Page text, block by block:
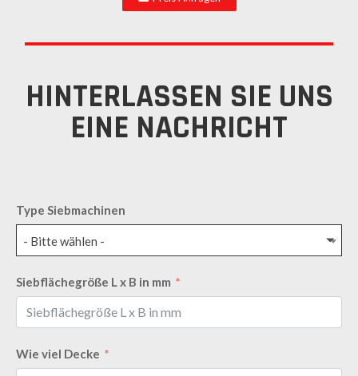
HINTERLASSEN SIE UNS
EINE NACHRICHT
Type Siebmachinen
- Bitte wählen -
Siebflächegröße L x B in mm
Wie viel Decke